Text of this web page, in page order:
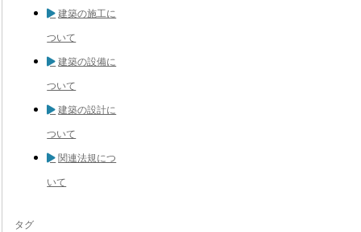
建築の施工に
ついて
建築の設備に
ついて
建築の設計に
ついて
関連法規につ
いて
タグ